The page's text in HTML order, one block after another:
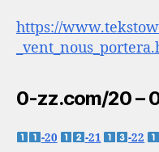
https://
0-zz.com/20 –
-20 -21 -22